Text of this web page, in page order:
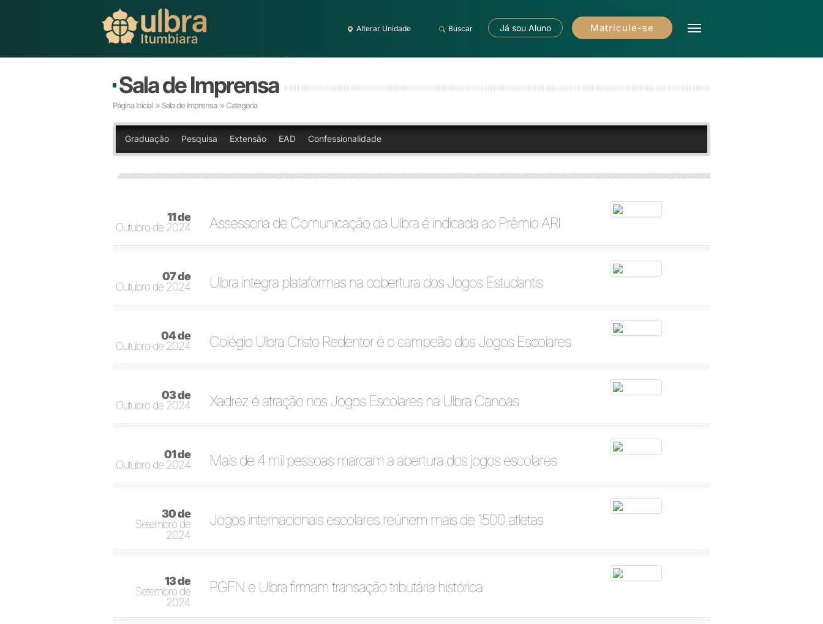
Alterar Unidade Buscar Já sou Aluno Matricule-se
Sala de Imprensa
Página Inicial » Sala de Imprensa » Categoria
Graduação Pesquisa Extensão EAD Confessionalidade
11 de
Outubro de 2024
Assessoria de Comunicação da Ulbra é indicada ao Prêmio ARI
07 de
Outubro de 2024
Ulbra integra plataformas na cobertura dos Jogos Estudantis
04 de
Outubro de 2024
Colégio Ulbra Cristo Redentor é o campeão dos Jogos Escolares
03 de
Outubro de 2024
Xadrez é atração nos Jogos Escolares na Ulbra Canoas
01 de
Outubro de 2024
Mais de 4 mil pessoas marcam a abertura dos jogos escolares
30 de
Setembro de
2024
Jogos internacionais escolares reúnem mais de 1500 atletas
13 de
Setembro de
2024
PGFN e Ulbra firmam transação tributária histórica